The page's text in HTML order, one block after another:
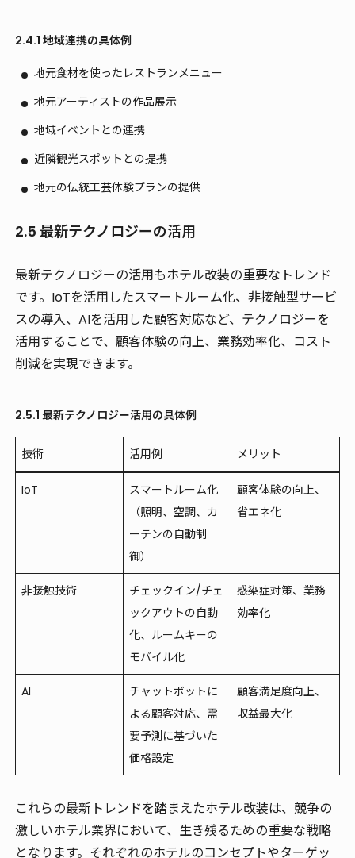
2.4.1 地域連携の具体例
地元食材を使ったレストランメニュー
地元アーティストの作品展示
地域イベントとの連携
近隣観光スポットとの提携
地元の伝統工芸体験プランの提供
2.5 最新テクノロジーの活用
最新テクノロジーの活用もホテル改装の重要なトレンド
です。IoTを活用したスマートルーム化、非接触型サービ
スの導入、AIを活用した顧客対応など、テクノロジーを
活用することで、顧客体験の向上、業務効率化、コスト
削減を実現できます。
2.5.1 最新テクノロジー活用の具体例
技術 活用例 メリット
IoT
スマートルーム化
（照明、空調、カ
ーテンの自動制
御）
顧客体験の向上、
省エネ化
非接触技術
チェックイン/チェ
ックアウトの自動
化、ルームキーの
モバイル化
感染症対策、業務
効率化
AI
チャットボットに
よる顧客対応、需
要予測に基づいた
価格設定
顧客満足度向上、
収益最大化
これらの最新トレンドを踏まえたホテル改装は、競争の
激しいホテル業界において、生き残るための重要な戦略
となります。それぞれのホテルのコンセプトやターゲッ